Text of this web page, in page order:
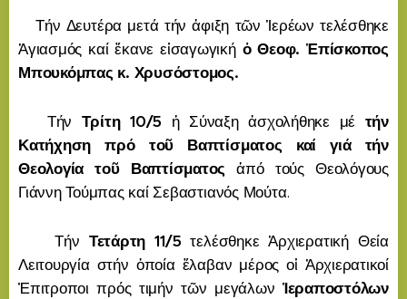
Τήν Δευτέρα μετά τήν ἀφιξη τῶν Ἱερέων τελέσθηκε
Ἁγιασμός καί ἔκανε εἰσαγωγική ὁ Θεοφ. Ἐπίσκοπος
Μπουκόμπας κ. Χρυσόστομος.
Τήν Τρίτη 10/5 ἡ Σύναξη ἀσχολήθηκε μέ τήν
Κατήχηση πρό τοῦ Βαπτίσματος καί γιά τήν
Θεολογία τοῦ Βαπτίσματος ἀπό τούς Θεολόγους
Γιάννη Τούμπας καί Σεβαστιανός Μούτα.
Τήν Τετάρτη 11/5 τελέσθηκε Ἀρχιερατική Θεία
Λειτουργία στήν ὁποία ἔλαβαν μέρος οἱ Ἀρχιερατικοί
Ἐπιτροποι πρός τιμήν τῶν μεγάλων Ἱεραποστόλων